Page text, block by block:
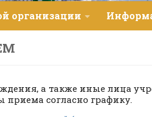
организации
а также иные лица
приема согласно графику.